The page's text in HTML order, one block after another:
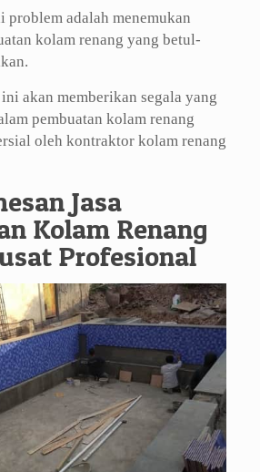
problem adalah menemukan
kolam renang yang betul-
akan memberikan segala yang
pembuatan kolam renang
oleh kontraktor kolam renang
Jasa
Kolam Renang
Profesional